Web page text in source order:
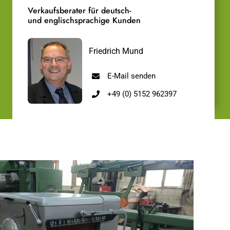
Verkaufsberater für deutsch-
und englischsprachige Kunden
Friedrich Mund
E-Mail senden
+49 (0) 5152 962397